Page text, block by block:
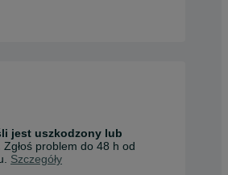
jest uszkodzony lub
Zgłoś problem do 48 h od
Szczegóły